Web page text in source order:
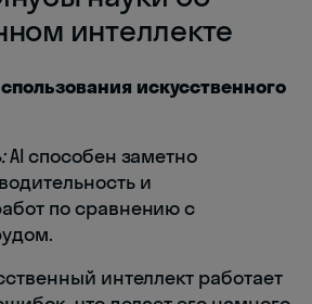
интеллекте
искусственного
AI способен заметно
и
по сравнению с
интеллект работает